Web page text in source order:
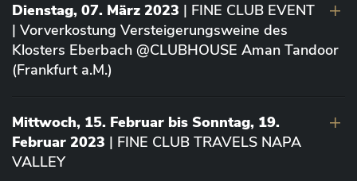
Dienstag, 07. März 2023 | FINE CLUB EVENT
| Vorverkostung Versteigerungsweine des
Klosters Eberbach @CLUBHOUSE Aman Tandoor
(Frankfurt a.M.)
Mittwoch, 15. Februar bis Sonntag, 19.
Februar 2023 | FINE CLUB TRAVELS NAPA
VALLEY